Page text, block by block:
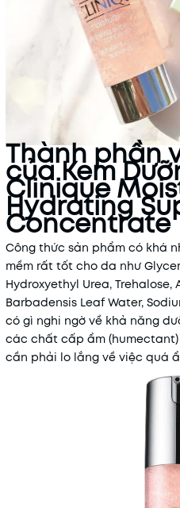
Thành phần
của Kem
Clinique
Hydrating
Concentrate
Công thức sản phẩm có khá
mềm rất tốt cho da như
Hydroxyethyl Urea, Trehalose,
Barbadensis Leaf Water,
có gì nghi ngờ về khả năng
các chất cấp ẩm
cần phải lo lắng về việc quá